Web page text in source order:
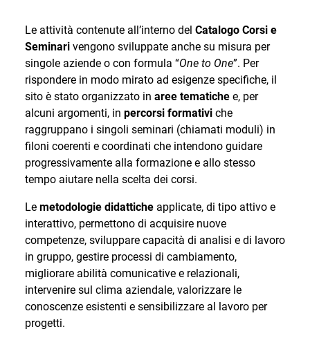
Le attività contenute all’interno del Catalogo Corsi e
Seminari vengono sviluppate anche su misura per
singole aziende o con formula “One to One”. Per
rispondere in modo mirato ad esigenze specifiche, il
sito è stato organizzato in aree tematiche e, per
alcuni argomenti, in percorsi formativi che
raggruppano i singoli seminari (chiamati moduli) in
filoni coerenti e coordinati che intendono guidare
progressivamente alla formazione e allo stesso
tempo aiutare nella scelta dei corsi.
Le metodologie didattiche applicate, di tipo attivo e
interattivo, permettono di acquisire nuove
competenze, sviluppare capacità di analisi e di lavoro
in gruppo, gestire processi di cambiamento,
migliorare abilità comunicative e relazionali,
intervenire sul clima aziendale, valorizzare le
conoscenze esistenti e sensibilizzare al lavoro per
progetti.